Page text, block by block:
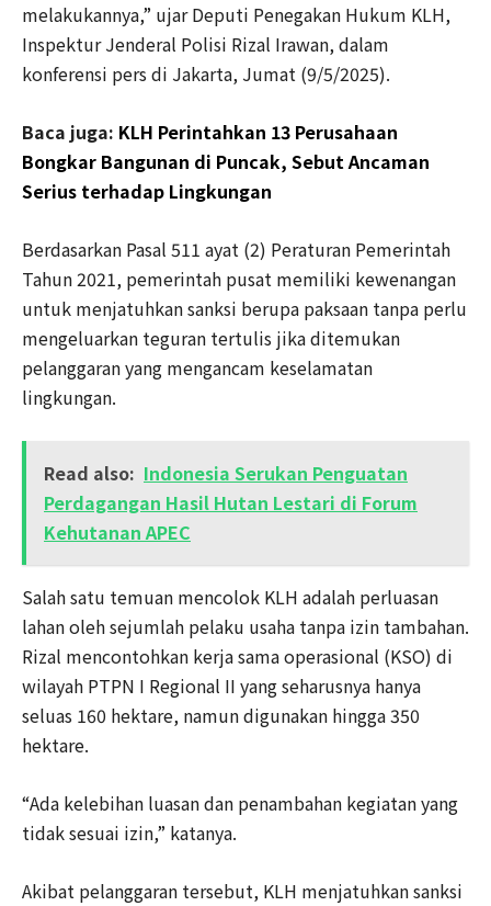
melakukannya,” ujar Deputi Penegakan Hukum KLH,
Inspektur Jenderal Polisi Rizal Irawan, dalam
konferensi pers di Jakarta, Jumat (9/5/2025).
Baca juga: KLH Perintahkan 13 Perusahaan
Bongkar Bangunan di Puncak, Sebut Ancaman
Serius terhadap Lingkungan
Berdasarkan Pasal 511 ayat (2) Peraturan Pemerintah
Tahun 2021, pemerintah pusat memiliki kewenangan
untuk menjatuhkan sanksi berupa paksaan tanpa perlu
mengeluarkan teguran tertulis jika ditemukan
pelanggaran yang mengancam keselamatan
lingkungan.
Read also: Indonesia Serukan Penguatan
Perdagangan Hasil Hutan Lestari di Forum
Kehutanan APEC
Salah satu temuan mencolok KLH adalah perluasan
lahan oleh sejumlah pelaku usaha tanpa izin tambahan.
Rizal mencontohkan kerja sama operasional (KSO) di
wilayah PTPN I Regional II yang seharusnya hanya
seluas 160 hektare, namun digunakan hingga 350
hektare.
“Ada kelebihan luasan dan penambahan kegiatan yang
tidak sesuai izin,” katanya.
Akibat pelanggaran tersebut, KLH menjatuhkan sanksi